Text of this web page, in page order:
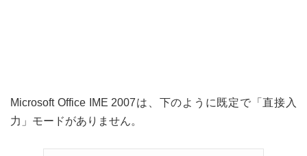
Microsoft Office IME 2007は、下のように既定で「直接入
力」モードがありません。